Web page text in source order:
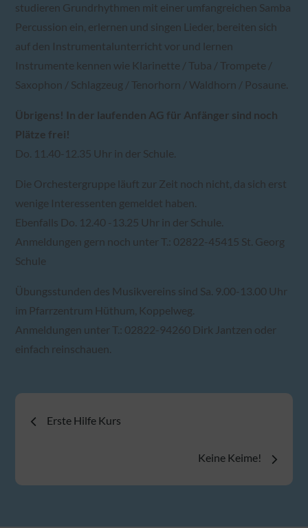
studieren Grundrhythmen mit einer umfangreichen Samba
Percussion ein, erlernen und singen Lieder, bereiten sich
auf den Instrumentalunterricht vor und lernen
Instrumente kennen wie Klarinette / Tuba / Trompete /
Saxophon / Schlagzeug / Tenorhorn / Waldhorn / Posaune.
Übrigens! In der laufenden AG für Anfänger sind noch
Plätze frei!
Do. 11.40-12.35 Uhr in der Schule.
Die Orchestergruppe läuft zur Zeit noch nicht, da sich erst
wenige Interessenten gemeldet haben.
Ebenfalls Do. 12.40 -13.25 Uhr in der Schule.
Anmeldungen gern noch unter T.: 02822-45415 St. Georg
Schule
Übungsstunden des Musikvereins sind Sa. 9.00-13.00 Uhr
im Pfarrzentrum Hüthum, Koppelweg.
Anmeldungen unter T.: 02822-94260 Dirk Jantzen oder
einfach reinschauen.
Beitragsnavigation
Erste Hilfe Kurs
Keine Keime!